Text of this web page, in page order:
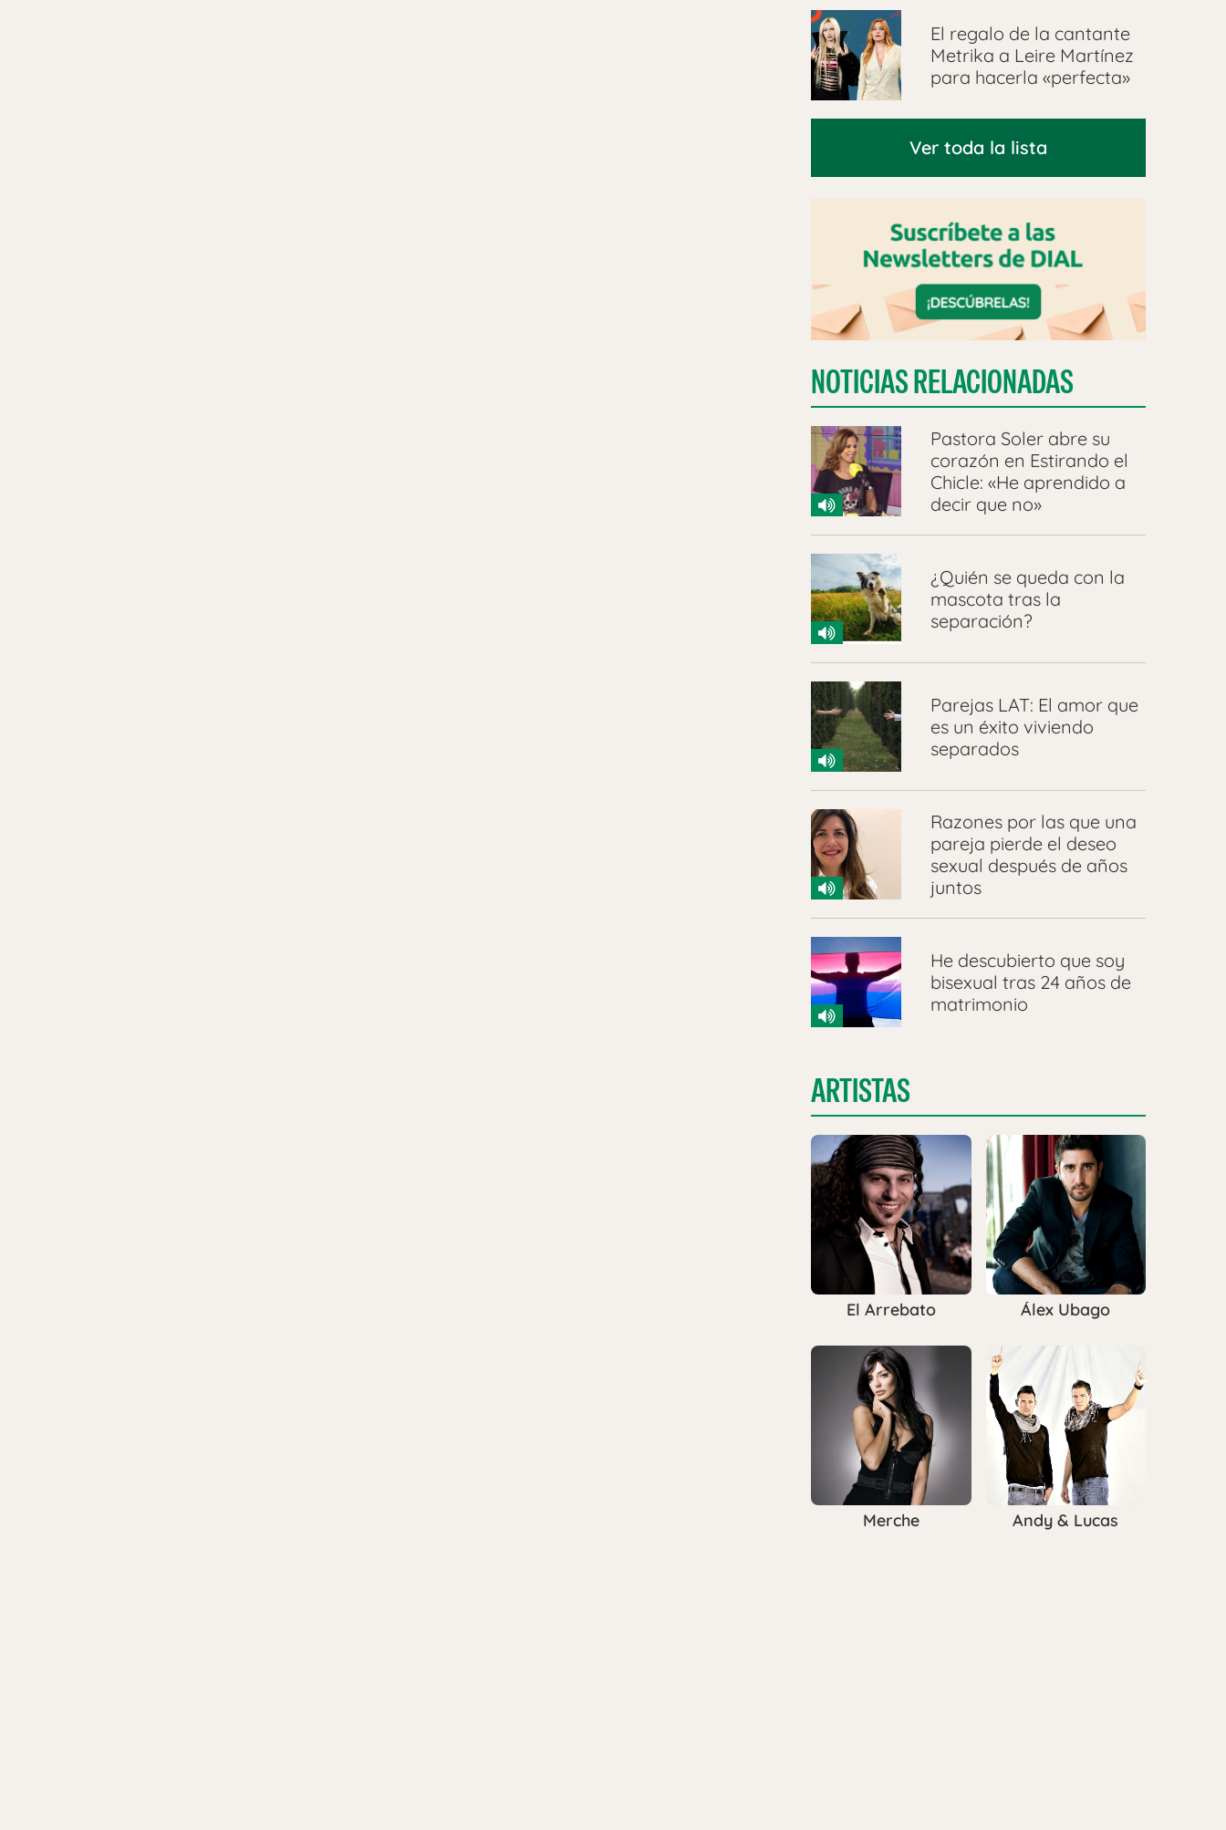
El regalo de la cantante
Metrika a Leire Martínez
para hacerla «perfecta»
Ver toda la lista
NOTICIAS RELACIONADAS
Pastora Soler abre su
corazón en Estirando el
Chicle: «He aprendido a
decir que no»
¿Quién se queda con la
mascota tras la
separación?
Parejas LAT: El amor que
es un éxito viviendo
separados
Razones por las que una
pareja pierde el deseo
sexual después de años
juntos
He descubierto que soy
bisexual tras 24 años de
matrimonio
ARTISTAS
El Arrebato Álex Ubago
Merche Andy & Lucas